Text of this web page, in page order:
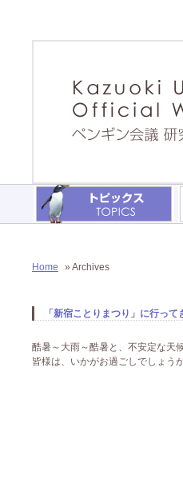
Home » Archives
「新宿ことりまつり」に行って
酷暑～大雨～酷暑と、不安定な天
皆様は、いかがお過ごしでしょう